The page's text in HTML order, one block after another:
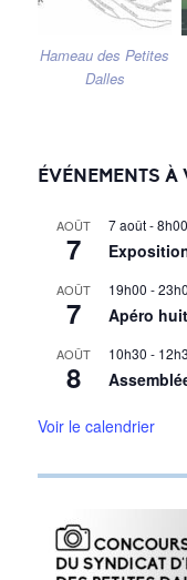
Hameau des Petites
Dalles
ÉVÉNEMENTS À
AOÛT
7
7 août - 8h00
AOÛT
7
19h00 -
Apéro
AOÛT
8
10h30 -
Voir le calendrier